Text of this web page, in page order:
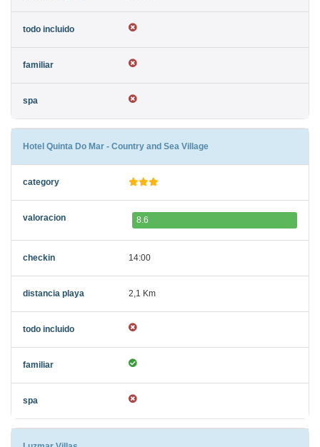
Hotel Quinta Do Mar - Country and Sea Village
8.6
14:00
2,1 Km